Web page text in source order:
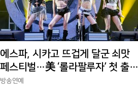
에스파, 시카고 뜨겁게 달군 쇠맛
페스티벌…美 ‘롤라팔루자’ 첫 출격
부터 증명한 존재감
방송연예